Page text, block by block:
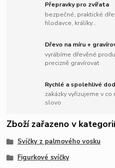
Přepravky pro zvířata
bezpečné, praktické
hlodavce, králíky...
Dřevo na míru +
vyrábíme dřevěné
precizně gravírovat
Rychlé a spolehlivé
zakázky vyřizujeme v
slovo
Zboží zařazeno v
Svíčky z palmového vosku
Figurkové svíčky